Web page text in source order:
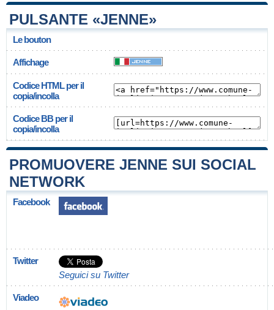
PULSANTE «JENNE»
Le bouton
Affichage
Codice HTML per il
copia/incolla
Codice BB per il
copia/incolla
PROMUOVERE JENNE SUI SOCIAL
NETWORK
Facebook
Twitter
Seguici su Twitter
Viadeo